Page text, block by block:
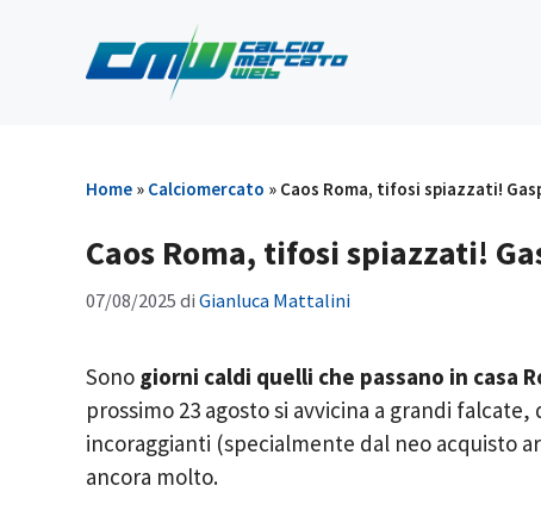
contenuto
Home » Calciomercato » Caos Roma, tifosi spiazzati!
Caos Roma, tifosi spiazzati!
07/08/2025 di Gianluca Mattalini
Sono giorni caldi quelli che passano in casa
prossimo 23 agosto si avvicina a grandi
incoraggianti (specialmente dal neo acquisto
ancora molto.